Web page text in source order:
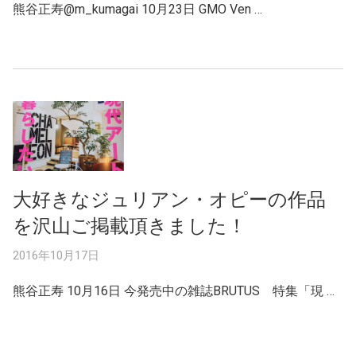
熊谷正寿‏@m_kumagai 10月23日 GMO Ven …
大好きなジュリアン・オピーの作品
を沢山ご掲載頂きました！
2016年10月17日
熊谷正寿 10月16日 今発売中の雑誌BRUTUS 特集「現 …